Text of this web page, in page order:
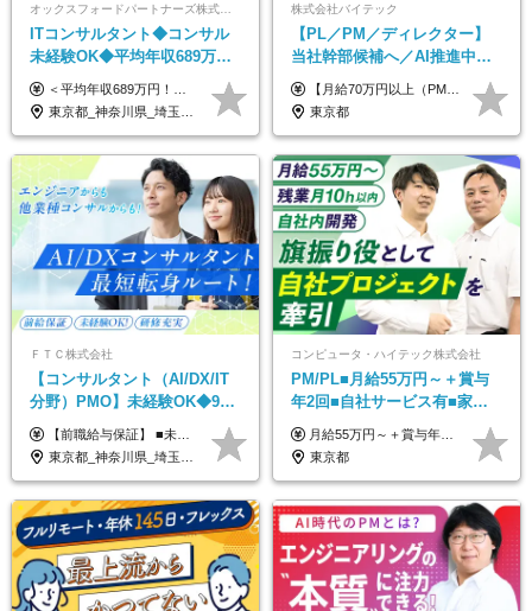
オックスフォードパートナーズ株式会社
ITコンサルタント◆コンサル
未経験OK◆平均年収689万円
◆業界屈指の営業力でサポー
ト◆フルリモート可
＜平均年収689万円！！＞ ☆前給保証以上☆案件待機期間も給与保証あり☆ 月給40万円～150万円（固定残業代含む） ※経験や能力を考慮し決定します ※試用期間6ヶ月あり。条件や待遇に差異はありません ※上記には固定残業代（30時間分／7万6000円～）が含まれています。 ※超過分は時間外手当を別途支給。 【実際の給与例】 野原さん（35歳）※前職年収480万円 （Java／C#エンジニア ⇒ 業務系システム開発 ⇒ 要件定義・業務分析 ⇒ ITコンサル案件へ参画） ▼620万円（入社初年度） ・Web系業務システム開発（Java、C#） ・ 顧客折衝や開発チームとの調整 ・ 既存システムの改修・機能追加案件に従事 ▼780万円（入社2年目） ・ 金融機関向け業務系システムの要件定義・設計補助 ・ 開発チームと連携した業務分析・課題整理 ・小規模PMO支援案件への参画 ▼1,090万円（入社3年目） ・ 大手企業向けIT戦略・業務改革プロジェクトに参画 ・コンサルタントとして要件定義・業務改善提案・ベンダー調整を担当 ・ PMO／部分的PM業務も兼務し、上流工程での裁量を拡大
東京都_神奈川県_埼玉県_千葉県_大阪府_愛知県_北海道_青森県_岩手県_宮城県_秋田県_山形県_福島県_茨城県_栃木県_群馬県_新潟県_山梨県_長野県_富山県_石川県_福井県_静岡県_岐阜県_三重県_兵庫県_京都府_滋賀県_奈良県_和歌山県_広島県_岡山県_鳥取県_島根県_山口県_徳島県_香川県_愛媛県_高知県_福岡県_熊本県_佐賀県_長崎県_大分県_宮崎県_鹿児島県_沖縄県
株式会社バイテック
【PL／PM／ディレクター】
当社幹部候補へ／AI推進中！
目指せるAI人材／年収800万円
以上可／リモート80％
【月給70万円以上（PM）／想定年収840万円以上】 ★詳しくは下記をご参照ください！ ■SE/PL/テスト計画以降などの上流フェーズ 月給53万円以上 ※想定年収636万円以上 ■PM/ディレクター（管理職・幹部候補） 月給70万円以上 ※想定年収840万円以上 ※単価の変動により給与も随時更新（完全単価連動型） ※育成枠については個人の経験・能力を考慮し決定 ※超過勤務については別途残業手当を支給 【固定残業代について】 なし（残業代は、実際の労働時間に応じて別途全額支給）
東京都
ＦＴＣ株式会社
【コンサルタント（AI/DX/IT
分野）PMO】未経験OK◆9期
連続大幅増益！AI企業へ進化
中◆ポジション多数
【前職給与保証】 ■未経験者： 月給30万円～35万円 ■ローキャリア（経験目安1年程度）： 月給35万円～40万円 ■経験者（経験目安3年以上）： 月給40万円～60万円 ■即戦力（経験目安5年以上）： 月給45万円～80万円 ※上記金額には固定残業代30時間分 【未経験者5万5000円～7万3000円、 ローキャリア6万4000円～7万3000円、 経験者5万8000円～10万9000円、 即戦力8万2000円～14万5000円】を含みます。 ※30時間を超える場合は追加で全額支給します。 ※経験・能力・前職給与などを総合的に評価したうえでご納得いただけるよう個別決定。 未経験者の場合、前職給与とポテンシャルを査定のうえ決定いたします。 ※日本国内でのIT業界経験、または同等の実務経験と能力に応じて決定します。 ※前職給与は日本円かつ、日本国内での実績に基づき評価します。 【納得の評価システム】 ★クォーター毎に査定する評価制度導入！ 明確な評価基準で翌年度年収を上げましょう！ ★評価対象期間に在籍中のほとんどの社員が昇給し 年収アップを実現しています！ ★様々なインセンティブ制度を用意し多角的に正当評価しています！ ※試用期間6カ月（期間中の待遇等に差異なし）
東京都_神奈川県_埼玉県_千葉県
コンピュータ・ハイテック株式会社
PM/PL■月給55万円～＋賞与
年2回■自社サービス有■家族
手当有■残業月10h
月給55万円～＋賞与年2回＋決算賞与＋残業代全額支給＋各手当 ※月給の金額は経験やスキルを考慮して、決定します ※残業代は別途全額支給します ※試用期間6ヶ月（期間中の給与・待遇に差異はありません） ★7期連続決算賞与支給中！
東京都